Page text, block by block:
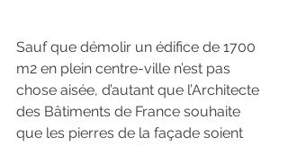
Sauf que démolir un édifice de 1700
m2 en plein centre-ville n’est pas
chose aisée, d’autant que l’Architecte
des Bâtiments de France souhaite
que les pierres de la façade soient